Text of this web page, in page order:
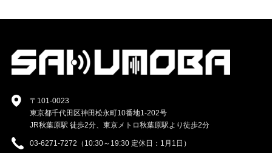
〒101-0023
東京都千代田区神田松永町10番地1-202号
JR秋葉原駅 徒歩2分、東京メトロ秋葉原駅より徒歩2分
03-6271-7272（10:30～19:30 定休日：1月1日）